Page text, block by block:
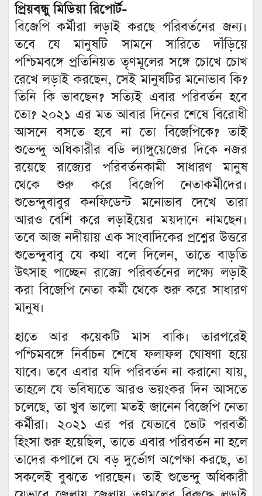
প্রিয়বন্ধু মিডিয়া রিপোর্ট-
বিজেপি কর্মীরা লড়াই করছে পরিবর্তনের জন্য।
তবে যে মানুষটি সামনে সারিতে দাঁড়িয়ে
পশ্চিমবঙ্গে প্রতিনিয়ত তৃণমূলের সঙ্গে চোখে চোখ
রেখে লড়াই করছেন, সেই মানুষটির মনোভাব কি?
তিনি কি ভাবছেন? সত্যিই এবার পরিবর্তন হবে
তো? ২০২১ এর মত আবার দিনের শেষে বিরোধী
আসনে বসতে হবে না তো বিজেপিকে? তাই
শুভেন্দু অধিকারীর বডি ল্যাঙ্গুয়েজের দিকে নজর
রয়েছে রাজ্যের পরিবর্তনকামী সাধারণ মানুষ
থেকে শুরু করে বিজেপি নেতাকর্মীদের।
শুভেন্দুবাবুর কনফিডেন্ট মনোভাব দেখে তারা
আরও বেশি করে লড়াইয়ের ময়দানে নামছেন।
তবে আজ নদীয়ায় এক সাংবাদিকের প্রশ্নের উত্তরে
শুভেন্দুবাবু যে কথা বলে দিলেন, তাতে বাড়তি
উৎসাহ পাচ্ছেন রাজ্যে পরিবর্তনের লক্ষ্যে লড়াই
করা বিজেপি নেতা কর্মী থেকে শুরু করে সাধারণ
মানুষ।
হাতে আর কয়েকটি মাস বাকি। তারপরেই
পশ্চিমবঙ্গে নির্বাচন শেষে ফলাফল ঘোষণা হয়ে
যাবে। তবে এবার যদি পরিবর্তন না করানো যায়,
তাহলে যে ভবিষ্যতে আরও ভয়ংকর দিন আসতে
চলেছে, তা খুব ভালো মতই জানেন বিজেপি নেতা
কর্মীরা। ২০২১ এর পর যেভাবে ভোট পরবর্তী
হিংসা শুরু হয়েছিল, তাতে এবার পরিবর্তন না হলে
তাদের কপালে যে বড় দুর্ভোগ অপেক্ষা করছে, তা
সকলেই বুঝতে পারছেন। তাই শুভেন্দু অধিকারী